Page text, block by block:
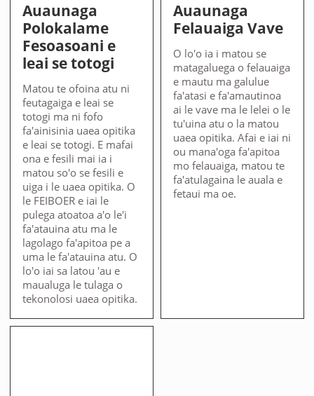
Auaunaga
Polokalame
Fesoasoani e
leai se totogi
Matou te ofoina atu ni
feutagaiga e leai se
totogi ma ni fofo
fa'ainisinia uaea opitika
e leai se totogi. E mafai
ona e fesili mai ia i
matou so'o se fesili e
uiga i le uaea opitika. O
le FEIBOER e iai le
pulega atoatoa a'o le'i
fa'atauina atu ma le
lagolago fa'apitoa pe a
uma le fa'atauina atu. O
lo'o iai sa latou 'au e
maualuga le tulaga o
tekonolosi uaea opitika.
Auaunaga
Felauaiga Vave
O lo'o ia i matou se
matagaluega o felauaiga
e mautu ma galulue
fa'atasi e fa'amautinoa
ai le vave ma le lelei o le
tu'uina atu o la matou
uaea opitika. Afai e iai ni
ou mana'oga fa'apitoa
mo felauaiga, matou te
fa'atulagaina le auala e
fetaui ma oe.